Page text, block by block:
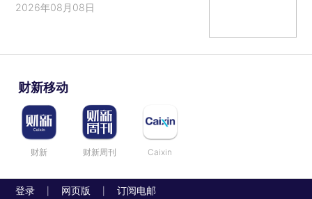
2026年08月08日
财新移动
财新 财新周刊 Caixin
登录 网页版 订阅电邮